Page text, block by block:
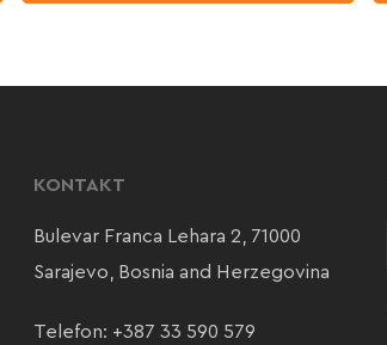
KONTAKT
Bulevar Franca Lehara 2, 71000
Sarajevo, Bosnia and Herzegovina
Telefon: +387 33 590 579